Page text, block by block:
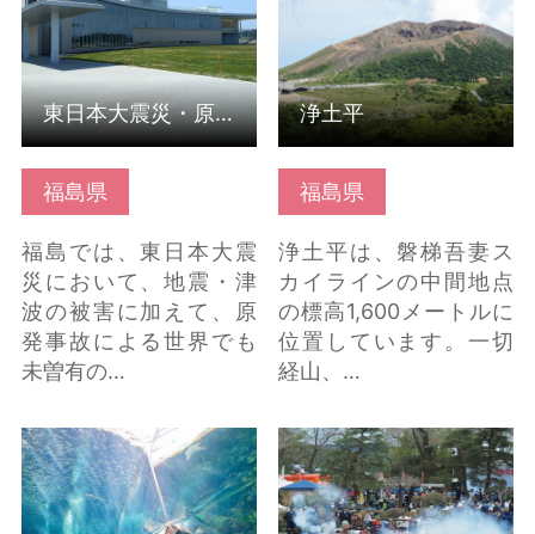
福島県
福島では、東日本大震
災において、地震・津
波の被害に加えて、原
発事故による世界でも
未曽有の…
東日本大震災・原子力災害伝承館
福島県
浄土平は、磐梯吾妻ス
カイラインの中間地点
の標高1,600メートルに
位置しています。一切
経山、…
浄土平
環境水族館アクアマリ
ンふくしま の詳細はこ
ちら
十万石棚倉城まつり の
詳細はこちら